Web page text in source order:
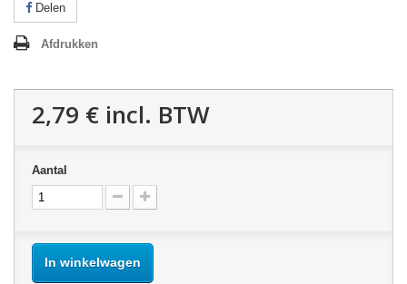
Delen
Afdrukken
2,79 € incl. BTW
Aantal
In winkelwagen